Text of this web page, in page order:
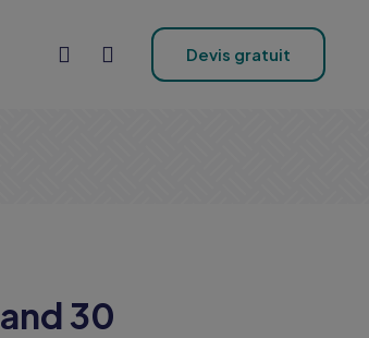
Devis gratuit
30